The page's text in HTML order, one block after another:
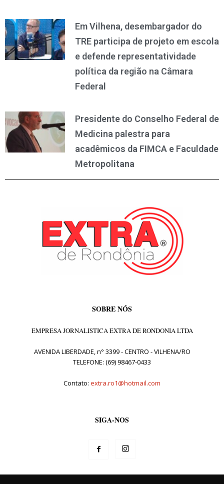
Em Vilhena, desembargador do
TRE participa de projeto em escola
e defende representatividade
política da região na Câmara
Federal
Presidente do Conselho Federal de
Medicina palestra para
acadêmicos da FIMCA e Faculdade
Metropolitana
SOBRE NÓS
EMPRESA JORNALISTICA EXTRA DE RONDONIA LTDA
AVENIDA LIBERDADE, n° 3399 - CENTRO - VILHENA/RO
TELEFONE: (69) 98467-0433
Contato: extra.ro1@hotmail.com
SIGA-NOS